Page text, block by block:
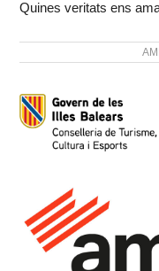
Quines veritats ens